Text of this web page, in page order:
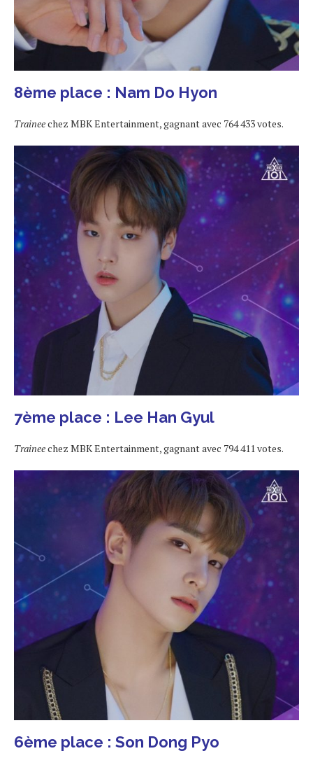
8ème place : Nam Do Hyon
Traineechez MBK Entertainment, gagnant avec 764 433 votes.
7ème place : Lee Han Gyul
Traineechez MBK Entertainment, gagnant avec 794 411 votes.
6ème place : Son Dong Pyo